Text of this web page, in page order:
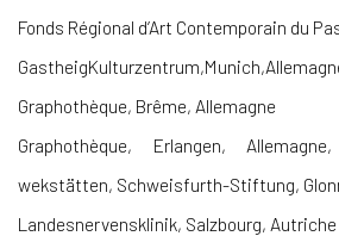
Fonds Régional d’Art Contemporain du
Graphothèque, Brême, Allemagne
Graphothèque, Erlangen,
wekstätten, Schweisfurth-Stiftung,
Landesnervensklinik, Salzbourg, Autriche